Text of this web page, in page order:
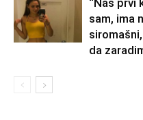
“Naš prvi
sam, ima
da